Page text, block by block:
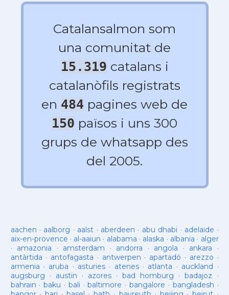
Catalansalmon som
una comunitat de
15.319 catalans i
catalanòfils registrats
en 484 pagines web de
150 països i uns 300
grups de whatsapp des
del 2005.
aachen · aalborg · aalst · aberdeen · abu dhabi · adelaide ·
aix-en-provence · al-aaiun · alabama · alaska · albania · alger
· amazonia · amsterdam · andorra · angola · ankara ·
antàrtida · antofagasta · antwerpen · apartadó · arezzo ·
armenia · aruba · asturies· atenes· atlanta · auckland ·
augsburg · austin · azores·bad homburg ·badajoz ·
bahrain ·baku · bali ·baltimore ·bangalore · bangladesh ·